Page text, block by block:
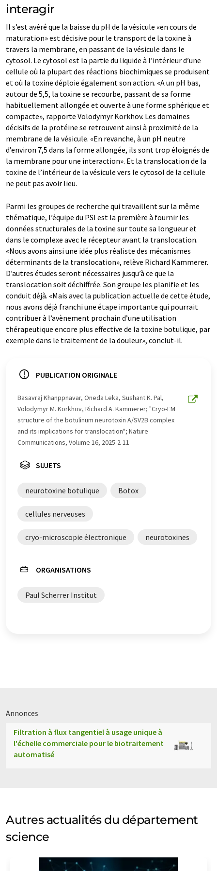
interagir
Il s’est avéré que la baisse du pH de la vésicule «en cours de
maturation» est décisive pour le transport de la toxine à
travers la membrane, en passant de la vésicule dans le
cytosol. Le cytosol est la partie du liquide à l’intérieur d’une
cellule où la plupart des réactions biochimiques se produisent
et où la toxine déploie également son action. «A un pH bas,
autour de 5,5, la toxine se recourbe, passant de sa forme
habituellement allongée et ouverte à une forme sphérique et
compacte», rapporte Volodymyr Korkhov. Les domaines
décisifs de la protéine se retrouvent ainsi à proximité de la
membrane de la vésicule. «En revanche, à un pH neutre
d’environ 7,5 dans la forme allongée, ils sont trop éloignés de
la membrane pour une interaction». Et la translocation de la
toxine de l’intérieur de la vésicule vers le cytosol de la cellule
ne peut pas avoir lieu.
Parmi les groupes de recherche qui travaillent sur la même
thématique, l’équipe du PSI est la première à fournir les
données structurales de la toxine sur toute sa longueur et
dans le complexe avec le récepteur avant la translocation.
«Nous avons ainsi une idée plus réaliste des mécanismes
déterminants de la translocation», relève Richard Kammerer.
D’autres études seront nécessaires jusqu’à ce que la
translocation soit déchiffrée. Son groupe les planifie et les
conduit déjà. «Mais avec la publication actuelle de cette étude,
nous avons déjà franchi une étape importante qui pourrait
contribuer à l’avènement prochain d’une utilisation
thérapeutique encore plus effective de la toxine botulique, par
exemple dans le traitement de la douleur», conclut-il.
PUBLICATION ORIGINALE
Basavraj Khanppnavar, Oneda Leka, Sushant K. Pal,
Volodymyr M. Korkhov, Richard A. Kammerer; "Cryo-EM
structure of the botulinum neurotoxin A/SV2B complex
and its implications for translocation"; Nature
Communications, Volume 16, 2025-2-11
SUJETS
neurotoxine botulique Botox
cellules nerveuses
cryo-microscopie électronique neurotoxines
ORGANISATIONS
Paul Scherrer Institut
Annonces
Filtration à flux tangentiel à usage unique à
l'échelle commerciale pour le biotraitement
automatisé
Autres actualités du département
science